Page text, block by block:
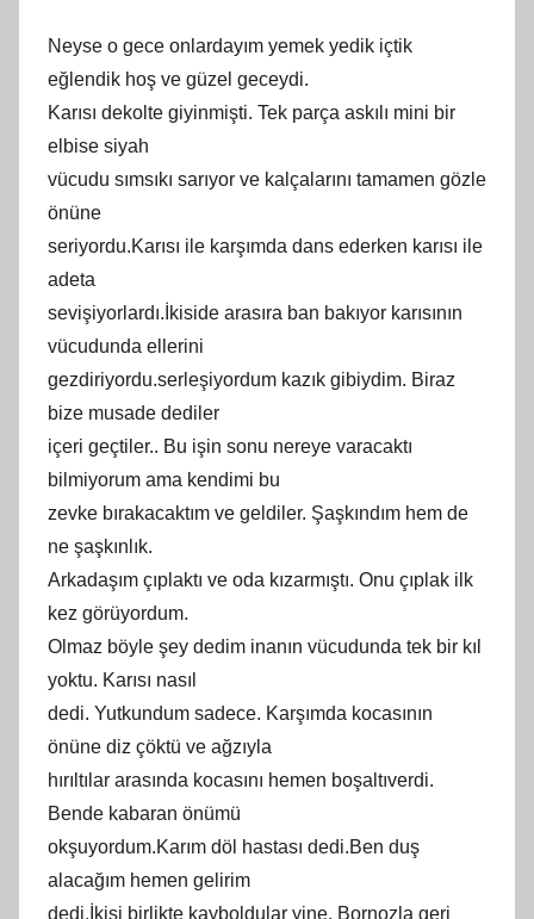
Neyse o gece onlardayım yemek yedik içtik
eğlendik hoş ve güzel geceydi.
Karısı dekolte giyinmişti. Tek parça askılı mini bir
elbise siyah
vücudu sımsıkı sarıyor ve kalçalarını tamamen gözle
önüne
seriyordu.Karısı ile karşımda dans ederken karısı ile
adeta
sevişiyorlardı.İkiside arasıra ban bakıyor karısının
vücudunda ellerini
gezdiriyordu.serleşiyordum kazık gibiydim. Biraz
bize musade dediler
içeri geçtiler.. Bu işin sonu nereye varacaktı
bilmiyorum ama kendimi bu
zevke bırakacaktım ve geldiler. Şaşkındım hem de
ne şaşkınlık.
Arkadaşım çıplaktı ve oda kızarmıştı. Onu çıplak ilk
kez görüyordum.
Olmaz böyle şey dedim inanın vücudunda tek bir kıl
yoktu. Karısı nasıl
dedi. Yutkundum sadece. Karşımda kocasının
önüne diz çöktü ve ağzıyla
hırıltılar arasında kocasını hemen boşaltıverdi.
Bende kabaran önümü
okşuyordum.Karım döl hastası dedi.Ben duş
alacağım hemen gelirim
dedi.İkisi birlikte kayboldular yine. Bornozla geri